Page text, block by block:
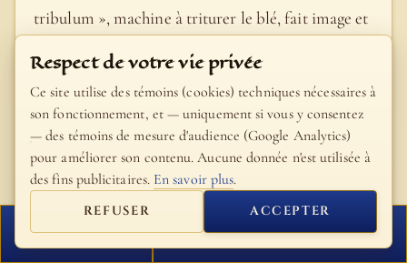
tribulum », machine à triturer le blé, fait image et
exprime énergiquement l’effet des afflictions que
Dieu envoie aux hommes pour les éprouver. — Ils
sont aussitôt scandalisés « Ils se heurtent en
quelque sorte contre la sainte parole et tombent
par terre, comme celui qui donne contre une
pierre ou un bois » [248]. Et le scandale a lieu
immédiatement, au premier choc, comme
l’exprime l’adverbe favori de notre Évangéliste,
FERMER PROCHAIN VERSET
Respect de votre vie privée
Ce site utilise des témoins (cookies) techniques nécessaires à
son fonctionnement, et — uniquement si vous y consentez
— des témoins de mesure d'audience (Google Analytics)
pour améliorer son contenu. Aucune donnée n'est utilisée à
des fins publicitaires. En savoir plus.
REFUSER ACCEPTER